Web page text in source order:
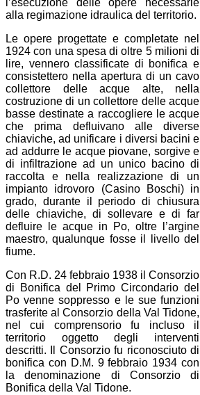
l’esecuzione delle opere necessarie
alla regimazione idraulica del territorio.
Le opere progettate e completate nel
1924 con una spesa di oltre 5 milioni di
lire, vennero classificate di bonifica e
consistettero nella apertura di un cavo
collettore delle acque alte, nella
costruzione di un collettore delle acque
basse destinate a raccogliere le acque
che prima defluivano alle diverse
chiaviche, ad unificare i diversi bacini e
ad addurre le acque piovane, sorgive e
di infiltrazione ad un unico bacino di
raccolta e nella realizzazione di un
impianto idrovoro (Casino Boschi) in
grado, durante il periodo di chiusura
delle chiaviche, di sollevare e di far
defluire le acque in Po, oltre l’argine
maestro, qualunque fosse il livello del
fiume.
Con R.D. 24 febbraio 1938 il Consorzio
di Bonifica del Primo Circondario del
Po venne soppresso e le sue funzioni
trasferite al Consorzio della Val Tidone,
nel cui comprensorio fu incluso il
territorio oggetto degli interventi
descritti. Il Consorzio fu riconosciuto di
bonifica con D.M. 9 febbraio 1934 con
la denominazione di Consorzio di
Bonifica della Val Tidone.